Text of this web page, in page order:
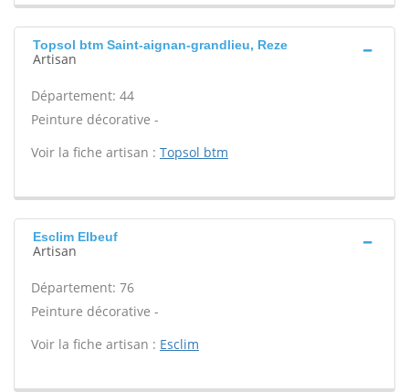
Topsol btm Saint-aignan-grandlieu, Reze
Artisan
Département: 44
Peinture décorative -
Voir la fiche artisan : Topsol btm
Esclim Elbeuf
Artisan
Département: 76
Peinture décorative -
Voir la fiche artisan : Esclim